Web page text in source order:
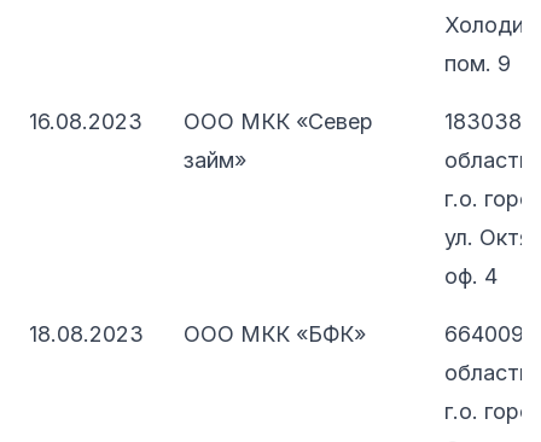
пом. 9
16.08.2023
ООО МКК «Север
займ»
183038,
г.о.
ул.
оф. 4
18.08.2023 ООО МКК «БФК»
664009,
г.о.